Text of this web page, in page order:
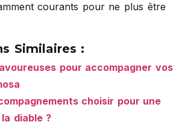
courants pour ne plus être
Similaires :
pour accompagner vos
choisir pour une
diable ?